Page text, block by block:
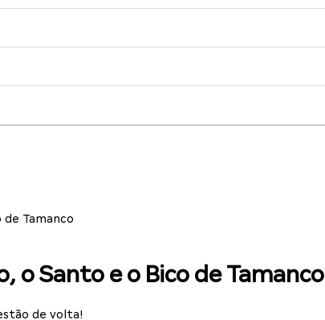
de Tamanco
o Santo e o Bico de Tamanco
de volta!